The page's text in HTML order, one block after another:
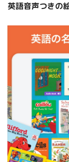
英語音声つきの